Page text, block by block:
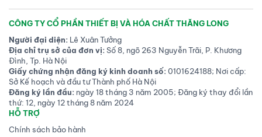
CÔNG TY CỔ PHẦN THIẾT BỊ VÀ HÓA CHẤT THĂNG LONG
Người đại diện: Lê Xuân Tưởng
Địa chỉ trụ sở của đơn vị:Số 8, ngõ 263 Nguyễn Trãi, P. Khương
Đình, Tp. Hà Nội
Giấy chứng nhận đăng ký kinh doanh số:0101624188; Nơi cấp:
Sở Kế hoạch và đầu tư Thành phố Hà Nội
Đăng ký lần đầu: ngày 18 tháng 3 năm 2005; Đăng ký thay đổi lần
thứ: 12, ngày 12 tháng 8 năm 2024
HỖ TRỢ
Chính sách bảo hành